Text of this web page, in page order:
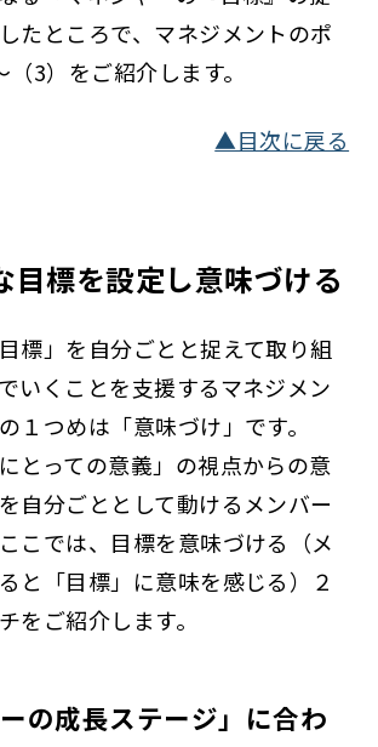
たところで、マネジメントのポ
3）をご紹介します。
▲目次に戻る
目標を設定し意味づける
標」を自分ごとと捉えて取り組
いくことを支援するマネジメン
１つめは「意味づけ」です。
とっての意義」の視点からの意
自分ごととして動けるメンバー
こでは、目標を意味づける（メ
と「目標」に意味を感じる）２
をご紹介します。
の成長ステージ」に合わ